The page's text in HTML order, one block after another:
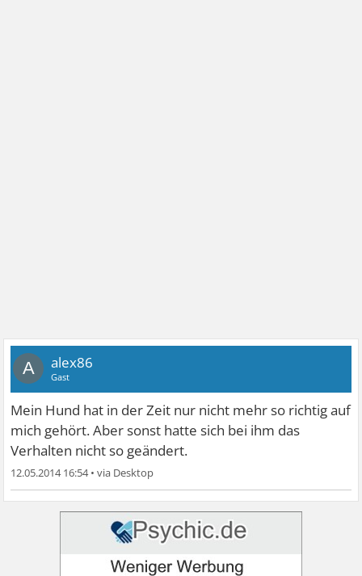
A alex86
Gast
Mein Hund hat in der Zeit nur nicht mehr so richtig auf
mich gehört. Aber sonst hatte sich bei ihm das
Verhalten nicht so geändert.
12.05.2014 16:54•